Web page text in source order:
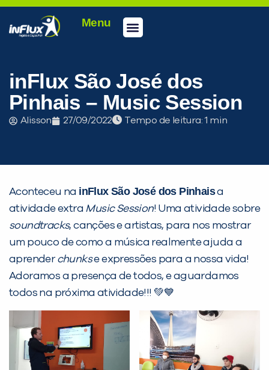
Menu
inFlux São José dos
Pinhais – Music Session
Alisson 27/09/2022 Tempo de leitura:
Aconteceu na inFlux São José dos Pinhaisa
atividade extra Music Session! Uma atividade sobre
soundtracks, canções e artistas, para nos mostrar
um pouco de como a música realmente ajuda a
aprenderchunkse expressões para a nossa vida!
Adoramos a presença de todos, e aguardamos
todos na próxima atividade!!! 💚💙
PEÇA UMA DEMONSTRAÇÃO DE MÉTODO
Desculpe!
inFlux nesta cidade ou bairro que
você digitou.